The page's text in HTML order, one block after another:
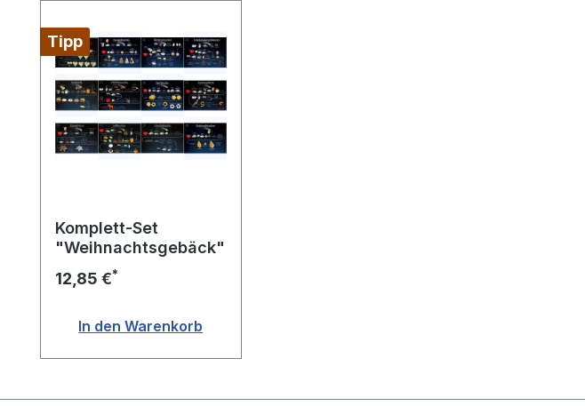
Tipp
Komplett-Set
"Weihnachtsgebäck"
12,85 €*
In den Warenkorb